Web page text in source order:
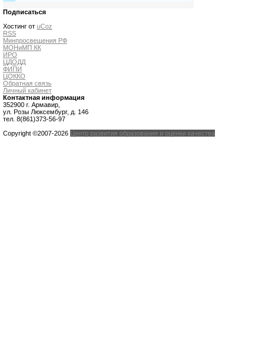
Подписаться
Хостинг от uCoz
RSS
Минпросвещения РФ
МОНиМП КК
ИРО
ЦДОДД
ФИПИ
ЦОККО
Обратная связь
Личный кабинет
Контактная информация
352900 г. Армавир,
ул. Розы Люксембург, д. 146
тел. 8(861)373-56-97
Copyright ©2007-2026 Центр развития образования и оценки качества